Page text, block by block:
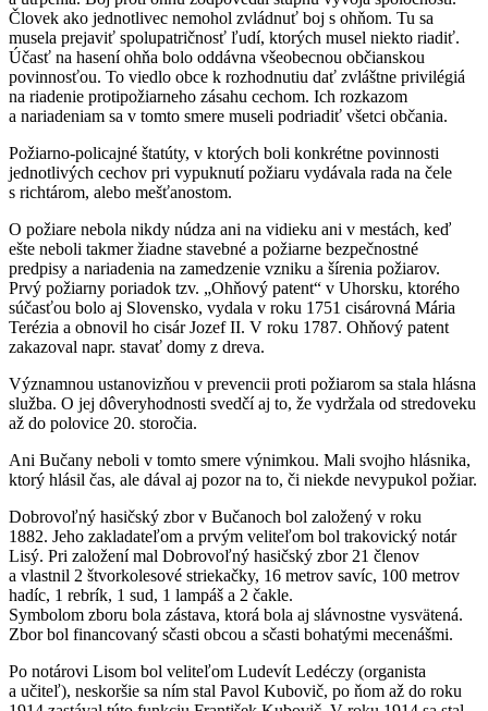
Človek ako jednotlivec nemohol zvládnuť boj s ohňom. Tu sa
musela prejaviť spolupatričnosť ľudí, ktorých musel niekto riadiť.
Účasť na hasení ohňa bolo oddávna všeobecnou občianskou
povinnosťou. To viedlo obce k rozhodnutiu dať zvláštne privilégiá
na riadenie protipožiarneho zásahu cechom. Ich rozkazom
a nariadeniam sa v tomto smere museli podriadiť všetci občania.
Požiarno-policajné štatúty, v ktorých boli konkrétne povinnosti
jednotlivých cechov pri vypuknutí požiaru vydávala rada na čele
s richtárom, alebo mešťanostom.
O požiare nebola nikdy núdza ani na vidieku ani v mestách, keď
ešte neboli takmer žiadne stavebné a požiarne bezpečnostné
predpisy a nariadenia na zamedzenie vzniku a šírenia požiarov.
Prvý požiarny poriadok tzv. „Ohňový patent“ v Uhorsku, ktorého
súčasťou bolo aj Slovensko, vydala v roku 1751 cisárovná Mária
Terézia a obnovil ho cisár Jozef II. V roku 1787. Ohňový patent
zakazoval napr. stavať domy z dreva.
Významnou ustanovizňou v prevencii proti požiarom sa stala hlásna
služba. O jej dôveryhodnosti svedčí aj to, že vydržala od stredoveku
až do polovice 20. storočia.
Ani Bučany neboli v tomto smere výnimkou. Mali svojho hlásnika,
ktorý hlásil čas, ale dával aj pozor na to, či niekde nevypukol požiar.
Dobrovoľný hasičský zbor v Bučanoch bol založený v roku
1882. Jeho zakladateľom a prvým veliteľom bol trakovický notár
Lisý. Pri založení mal Dobrovoľný hasičský zbor 21 členov
a vlastnil 2 štvorkolesové striekačky, 16 metrov savíc, 100 metrov
hadíc, 1 rebrík, 1 sud, 1 lampáš a 2 čakle.
Symbolom zboru bola zástava, ktorá bola aj slávnostne vysvätená.
Zbor bol financovaný sčasti obcou a sčasti bohatými mecenášmi.
Po notárovi Lisom bol veliteľom Ludevít Ledéczy (organista
a učiteľ), neskoršie sa ním stal Pavol Kubovič, po ňom až do roku